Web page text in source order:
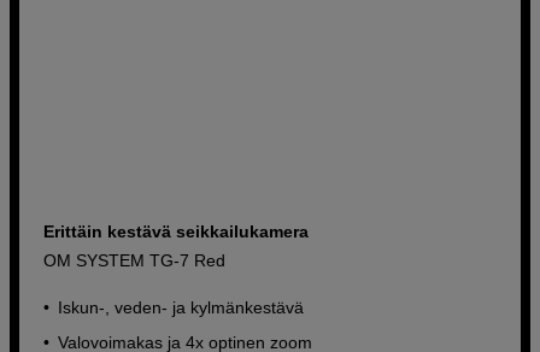
Erittäin kestävä seikkailukamera
OM SYSTEM TG-7 Red
Iskun-, veden- ja kylmänkestävä
Valovoimakas ja 4x optinen zoom